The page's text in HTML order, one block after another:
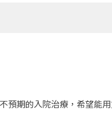
預期的入院治療，希望能